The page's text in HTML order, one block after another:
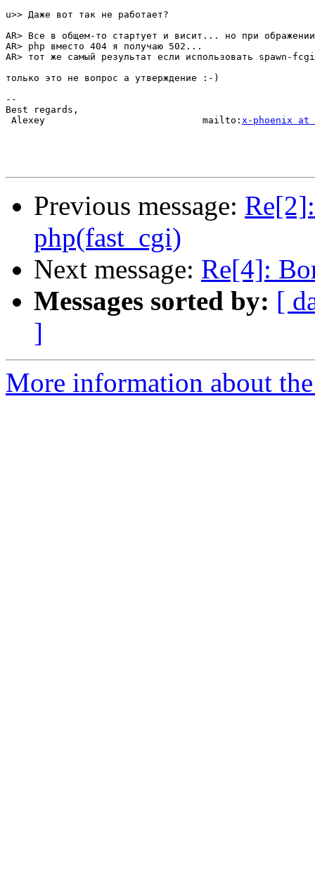
u>> Даже вот так не работает?
AR> Все в общем-то стартует и висит... но при
AR> php вместо 404 я получаю 502...
AR> тот же самый результат если использовать spawn-
только это не вопрос а утверждение :-)
--
Best regards,
Alexey                            mailto: x-phoenix at
Previous message:
php(fast_cgi)
Next message: Re[4]:
Messages sorted by: [
]
More information about